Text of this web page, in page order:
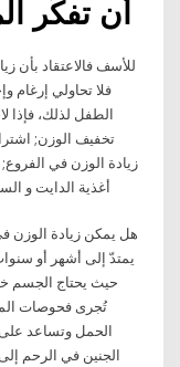
أن تفكّر
للأسف فالاعتقاد بأن
فلا تحاولي إرغام
الطفل لذلك،
تخفيف الوزن;
زيادة الوزن في
أغذية الدايت و
هل يمكن زيادة الوزن
يمتدّ إلى أشهر أو
حيث يحتاج الجسم
تُجرى فحوصات
الحمل وتساعد
الجنين في الرحم